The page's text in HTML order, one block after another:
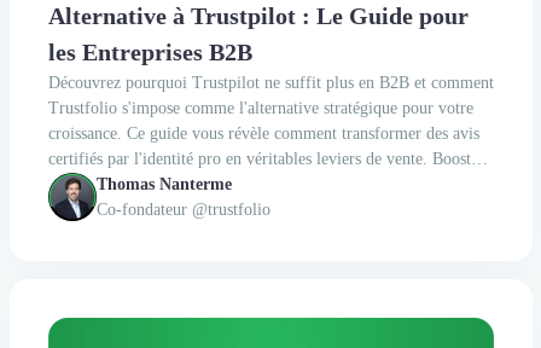
Alternative à Trustpilot : Le Guide pour
les Entreprises B2B
Découvrez pourquoi Trustpilot ne suffit plus en B2B et comment
Trustfolio s'impose comme l'alternative stratégique pour votre
croissance. Ce guide vous révèle comment transformer des avis
certifiés par l'identité pro en véritables leviers de vente. Boostez
votre SEO et réduisez vos cycles de vente grâce à une solution
deux fois moins chère. Reprenez dès maintenant le contrôle de
Thomas Nanterme
Co-fondateur @trustfolio